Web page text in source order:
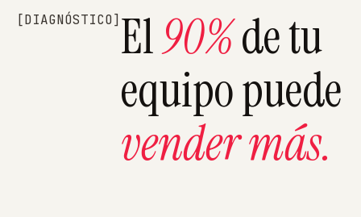
[DIAGNÓSTICO]El90%de tu
equipo puede
vender más.